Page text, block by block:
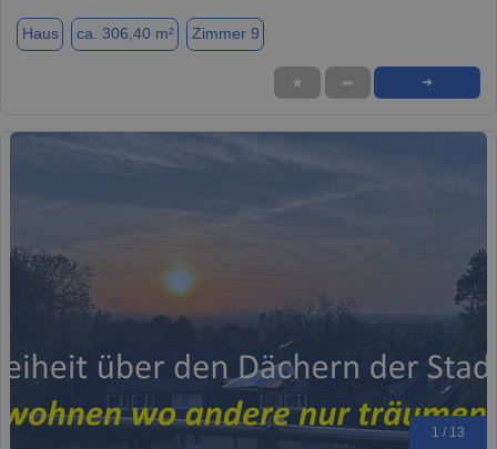
Haus ca. 306,40 m² Zimmer 9
★ ➦ ➜
1 / 13